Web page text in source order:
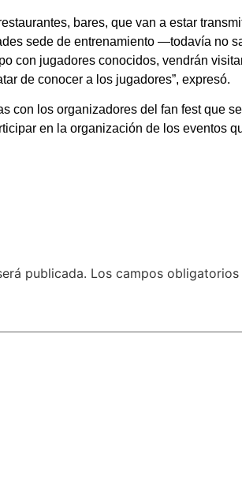
bares, que van a estar
sede de entrenamiento —todavía no
con jugadores conocidos, vendrán
de conocer a los jugadores”, expresó.
con los organizadores del fan fest que
en la organización de los eventos
publicada. Los campos